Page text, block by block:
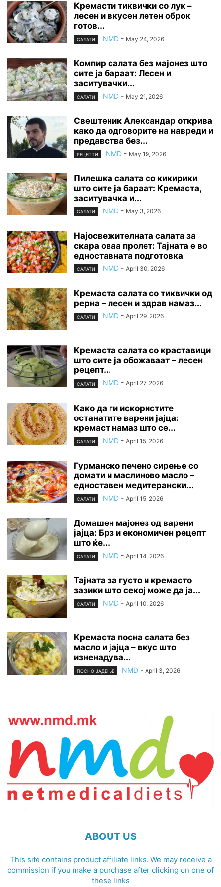
Кремасти тиквички со лук –
лесен и вкусен летен оброк
готов...
САЛАТИ NMD - May 24, 2026
Компир салата без мајонез што
сите ја бараат: Лесен и
заситувачки...
САЛАТИ NMD - May 21, 2026
Свештеник Александар открива
како да одговорите на навреди и
предавства без...
РЕЦЕПТИ NMD - May 19, 2026
Пилешка салата со кикирики
што сите ја бараат: Кремаста,
заситувачка и...
САЛАТИ NMD - May 3, 2026
Најосвежителната салата за
скара оваа пролет: Тајната е во
едноставната подготовка
САЛАТИ NMD - April 30, 2026
Кремаста салата со тиквички од
рерна – лесен и здрав намаз...
САЛАТИ NMD - April 29, 2026
Кремаста салата со краставици
што сите ја обожаваат – лесен
рецепт...
САЛАТИ NMD - April 27, 2026
Како да ги искористите
останатите варени јајца:
кремаст намаз што се...
САЛАТИ NMD - April 15, 2026
Гурманско печено сирење со
домати и маслиново масло –
едноставен медитерански...
САЛАТИ NMD - April 15, 2026
Домашен мајонез од варени
јајца: Брз и економичен рецепт
што ќе...
САЛАТИ NMD - April 14, 2026
Тајната за густо и кремасто
зазики што секој може да ја...
САЛАТИ NMD - April 10, 2026
Кремаста посна салата без
масло и јајца – вкус што
изненадува...
ПОСНО ЈАДЕЊЕ NMD - April 3, 2026
ABOUT US
This site contains product affiliate links. We may receive a
commission if you make a purchase after clicking on one of
these links